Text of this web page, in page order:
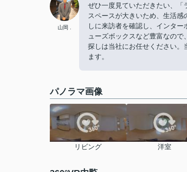
山岡 .
ぜひ一度見ていただきたい、
スペースが大きいため、生活
しに来訪者を確認し、インタ
ューズボックスなど豊富なの
探しは当社にお任せください
ます。
パノラマ画像
リビング 洋室